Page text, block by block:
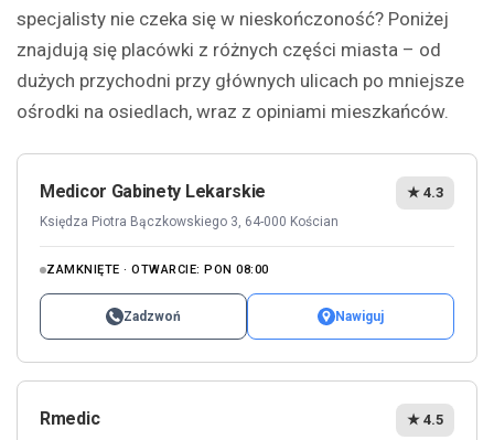
specjalisty nie czeka się w nieskończoność? Poniżej
znajdują się placówki z różnych części miasta – od
dużych przychodni przy głównych ulicach po mniejsze
ośrodki na osiedlach, wraz z opiniami mieszkańców.
Medicor Gabinety Lekarskie
Księdza Piotra Bączkowskiego 3, 64-000 Kościan
★ 4.3
ZAMKNIĘTE · OTWARCIE: PON 08:00
Zadzwoń Nawiguj
Rmedic ★ 4.5